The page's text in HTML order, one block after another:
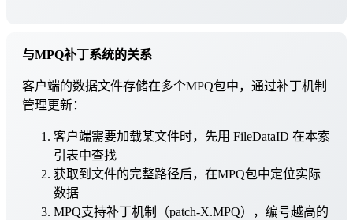
与MPQ补丁系统的关系
客户端的数据文件存储在多个MPQ包中，通过补丁机制
管理更新：
客户端需要加载某文件时，先用 FileDataID 在本索
引表中查找
获取到文件的完整路径后，在MPQ包中定位实际
数据
MPQ支持补丁机制（patch-X.MPQ），编号越高的